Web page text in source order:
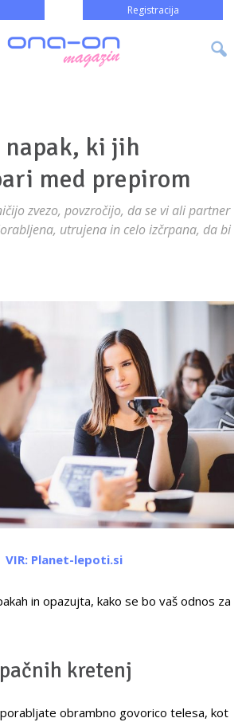
Registracija
napak, ki jih
med prepirom
zvezo, povzročijo, da se vi ali partner
utrujena in celo izčrpana, da bi
VIR: Planet-lepoti.si
in opazujta, kako se bo vaš odnos za
kretenj
obrambno govorico telesa, kot